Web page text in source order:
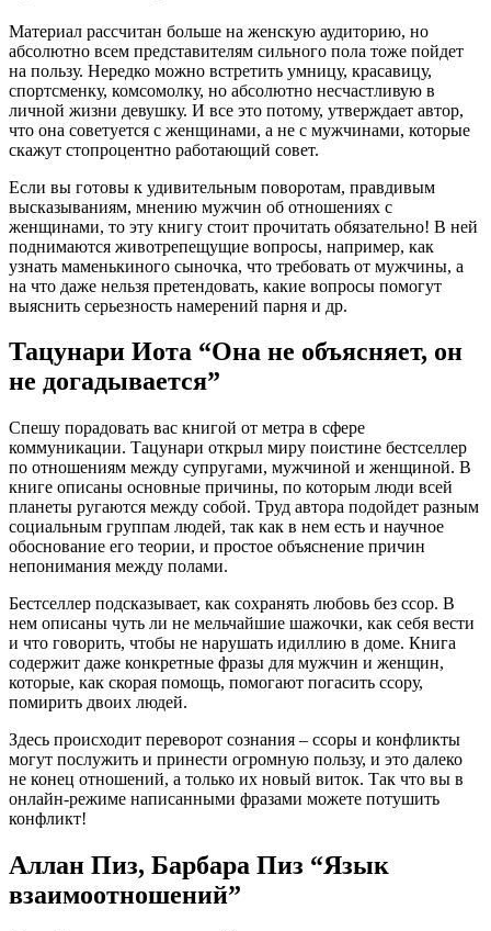
Материал рассчитан больше на женскую аудиторию, но
абсолютно всем представителям сильного пола тоже пойдет
на пользу. Нередко можно встретить умницу, красавицу,
спортсменку, комсомолку, но абсолютно несчастливую в
личной жизни девушку. И все это потому, утверждает автор,
что она советуется с женщинами, а не с мужчинами, которые
скажут стопроцентно работающий совет.
Если вы готовы к удивительным поворотам, правдивым
высказываниям, мнению мужчин об отношениях с
женщинами, то эту книгу стоит прочитать обязательно! В ней
поднимаются животрепещущие вопросы, например, как
узнать маменькиного сыночка, что требовать от мужчины, а
на что даже нельзя претендовать, какие вопросы помогут
выяснить серьезность намерений парня и др.
Тацунари Иота “Она не объясняет, он
не догадывается”
Спешу порадовать вас книгой от метра в сфере
коммуникации. Тацунари открыл миру поистине бестселлер
по отношениям между супругами, мужчиной и женщиной. В
книге описаны основные причины, по которым люди всей
планеты ругаются между собой. Труд автора подойдет разным
социальным группам людей, так как в нем есть и научное
обоснование его теории, и простое объяснение причин
непонимания между полами.
Бестселлер подсказывает, как сохранять любовь без ссор. В
нем описаны чуть ли не мельчайшие шажочки, как себя вести
и что говорить, чтобы не нарушать идиллию в доме. Книга
содержит даже конкретные фразы для мужчин и женщин,
которые, как скорая помощь, помогают погасить ссору,
помирить двоих людей.
Здесь происходит переворот сознания – ссоры и конфликты
могут послужить и принести огромную пользу, и это далеко
не конец отношений, а только их новый виток. Так что вы в
онлайн-режиме написанными фразами можете потушить
конфликт!
Аллан Пиз, Барбара Пиз “Язык
взаимоотношений”